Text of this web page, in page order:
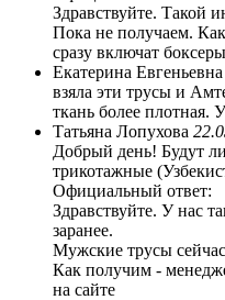
Здравствуйте. Такой
Пока не получаем.
сразу включат
Екатерина
взяла эти трусы и
ткань более
Татьяна Лопухова
Добрый день! Будут
трикотажные
Официальный ответ:
Здравствуйте. У нас
заранее.
Мужские трусы
Как получим -
на сайте